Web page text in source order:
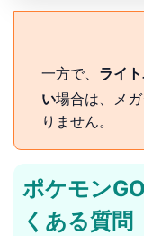
一方で、 ライ
い場合は、メ
りません。
ポケモン
くある質問